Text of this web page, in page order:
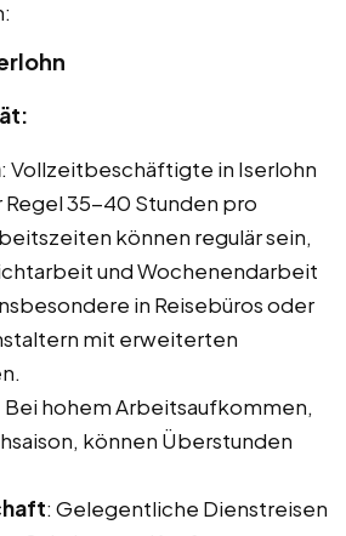
: Vollzeitbeschäftigte in Iserlohn
35-40 Stunden pro
können regulär sein,
und Wochenendarbeit
in Reisebüros oder
mit erweiterten
Bei hohem Arbeitsaufkommen,
können Überstunden
: Gelegentliche Dienstreisen